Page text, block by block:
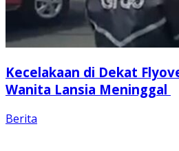
Kecelakaan di Dekat
Wanita Lansia Meninggal
Berita